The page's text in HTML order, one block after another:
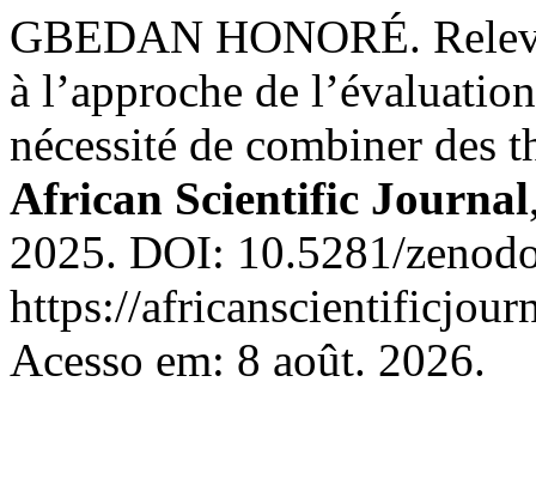
GBEDAN HONORÉ.
à l’approche de
nécessité de combiner des
African Scientific Journal
2025. DOI: 10.5281/
https://
Acesso em: 8 août. 2026.